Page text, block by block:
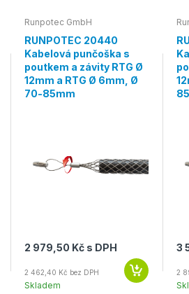
Runpotec GmbH
RUNPOTEC 20440
Kabelová punčoška s
poutkem a závity RTG Ø
12mm a RTG Ø 6mm, Ø
70-85mm
2 979,50 Kč s DPH
2 462,40 Kč bez DPH
Skladem
3
2